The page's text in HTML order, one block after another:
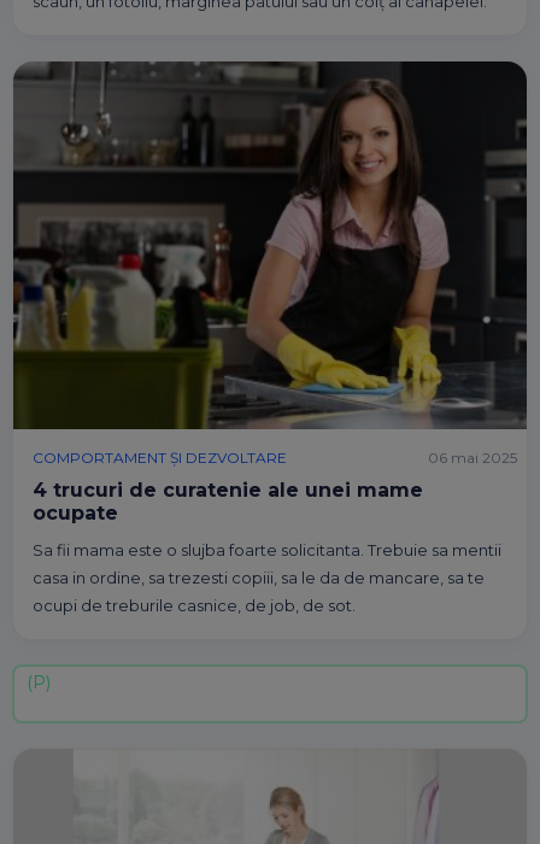
COMPORTAMENT ȘI DEZVOLTARE
4 trucuri de curatenie ale unei mame
ocupate
Sa fii mama este o slujba foarte solicitanta. Trebuie sa mentii
casa in ordine, sa trezesti copiii, sa le da de mancare, sa te
ocupi de treburile casnice, de job, de sot.
06 mai 2025